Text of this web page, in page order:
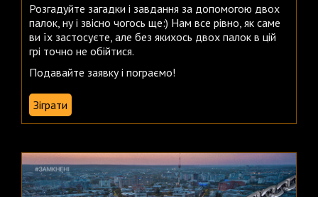
Розгадуйте загадки і завдання за допомогою двох
палок, ну і звісно чогось ще:) Нам все рівно, як саме
ви їх застосуєте, але без якихось двох палок в цій
грі точно не обійтися.
Подавайте заявку і пограємо!
Зіграти